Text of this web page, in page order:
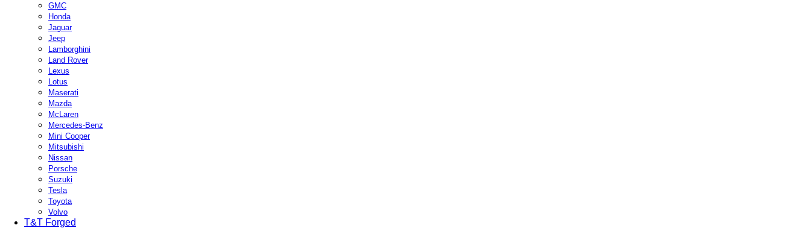
GMC
Honda
Jaguar
Jeep
Lamborghini
Land Rover
Lexus
Lotus
Maserati
Mazda
McLaren
Mercedes-Benz
Mini Cooper
Mitsubishi
Nissan
Porsche
Suzuki
Tesla
Toyota
Volvo
T&T Forged